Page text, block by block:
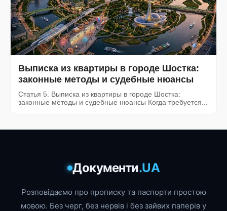
Выписка из квартиры в городе Шостка:
законные методы и судебные нюансы
Статья 5. Выписка из квартиры в городе Шостка:
законные методы и судебные нюансы Когда требуется...
Документи.UA
Розповідаємо про прописку та паспорти простою
мовою. Без черг, без нервів і без зайвих паперів у